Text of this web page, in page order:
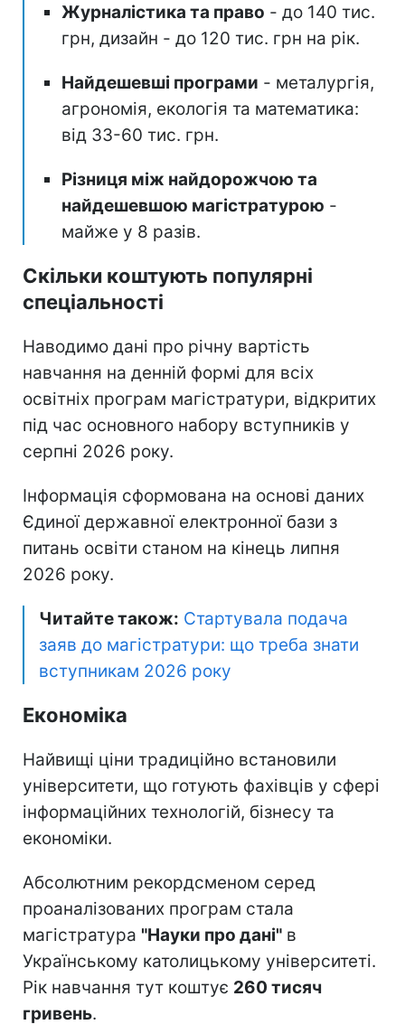
Журналістика та право - до 140 тис.
грн, дизайн - до 120 тис. грн на рік.
Найдешевші програми - металургія,
агрономія, екологія та математика:
від 33-60 тис. грн.
Різниця між найдорожчою та
найдешевшою магістратурою -
майже у 8 разів.
Скільки коштують популярні
спеціальності
Наводимо дані про річну вартість
навчання на денній формі для всіх
освітніх програм магістратури, відкритих
під час основного набору вступників у
серпні 2026 року.
Інформація сформована на основі даних
Єдиної державної електронної бази з
питань освіти станом на кінець липня
2026 року.
Читайте також: Стартувала подача
заяв до магістратури: що треба знати
вступникам 2026 року
Економіка
Найвищі ціни традиційно встановили
університети, що готують фахівців у сфері
інформаційних технологій, бізнесу та
економіки.
Абсолютним рекордсменом серед
проаналізованих програм стала
магістратура "Науки про дані" в
Українському католицькому університеті.
Рік навчання тут коштує 260 тисяч
гривень.